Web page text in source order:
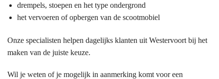
drempels, stoepen en het type ondergrond
het vervoeren of opbergen van de scootmobiel
Onze specialisten helpen dagelijks klanten uit Westervoort bij het
maken van de juiste keuze.
Wil je weten of je mogelijk in aanmerking komt voor een